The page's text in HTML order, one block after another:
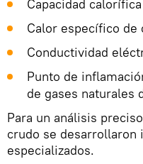
Capacidad
Calor específico de
Conductividad
Punto de
de gases naturales
Para un análisis
crudo se
especializados.